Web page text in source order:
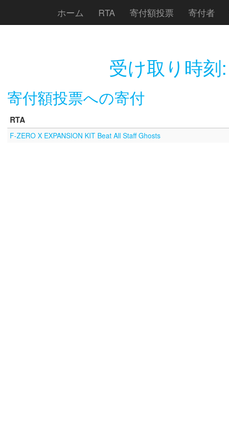
ホーム RTA 寄付額投票 寄付者
受け取り時刻:
寄付額投票への寄付
RTA
F-ZERO X EXPANSION KIT Beat All Staff Ghosts